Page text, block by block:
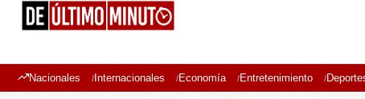
Nacionales Internacionales Economía Entretenimiento